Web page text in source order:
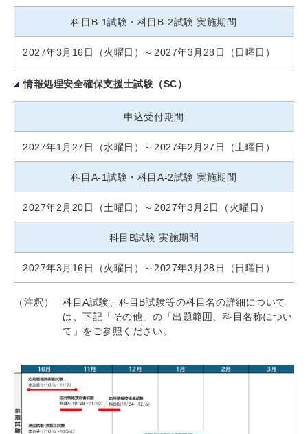
科目B-1試験・科目B-2試験 実施期間
2027年3月16日（火曜日）～2027年3月28日（日曜日）
情報処理安全確保支援士試験（SC）
申込受付期間
2027年1月27日（水曜日）～2027年2月27日（土曜日）
科目A-1試験・科目A-2試験 実施期間
2027年2月20日（土曜日）～2027年3月2日（火曜日）
科目B試験 実施期間
2027年3月16日（火曜日）～2027年3月28日（日曜日）
（注釈）
科目A試験、科目B試験等の科目名の詳細について
は、下記「その他」の「出題範囲、科目名称につい
て」をご参照ください。